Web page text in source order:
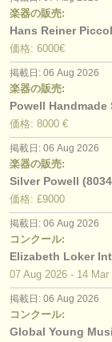
楽器の販売:
Hans Reiner
価格: 6000€
掲載日: 06 Aug 2026
楽器の販売:
Powell Handmade
価格: 8000 €
掲載日: 06 Aug 2026
楽器の販売:
Silver Powell
価格: £9000
掲載日: 06 Aug 2026
コンクール:
Elizabeth Loker
07 Aug 2026 - 14 Mar
掲載日: 06 Aug 2026
コンクール:
Global Young